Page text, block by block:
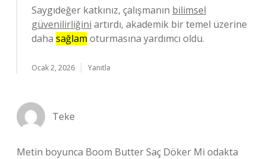
Saygıdeğer katkınız, çalışmanın bilimsel
güvenilirliğini artırdı, akademik bir temel üzerine
daha sağlam oturmasına yardımcı oldu.
Ocak 2, 2026 Yanıtla
Teke
Metin boyunca Boom Butter Saç Döker Mi odakta